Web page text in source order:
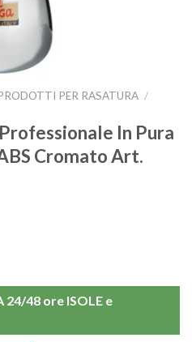
PER RASATURA /
In Pura
Cromato Art.
24/48 ore ISOLE e